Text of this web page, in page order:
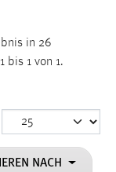
in 26
bis 1 von 1.
NACH